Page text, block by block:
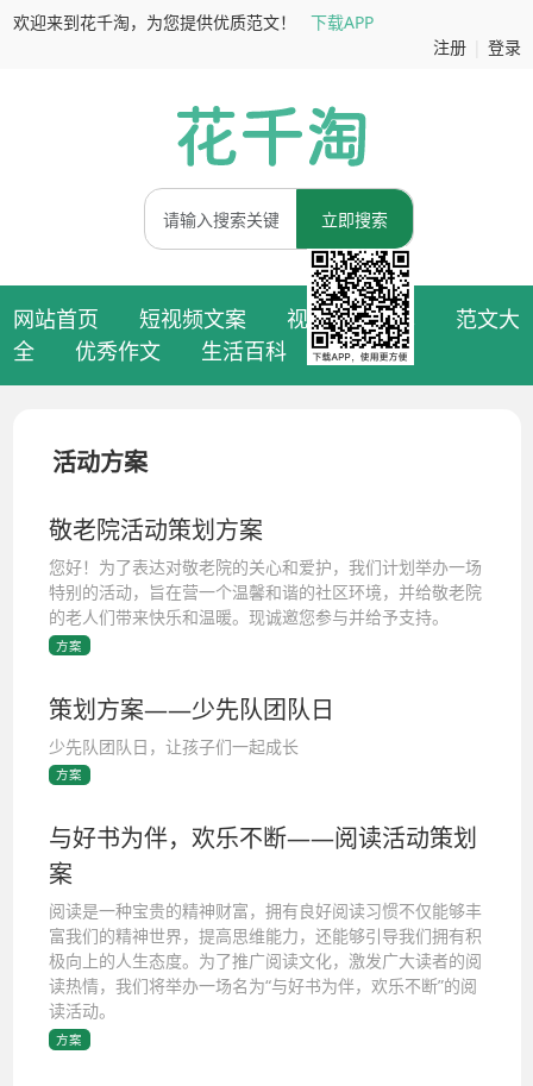
欢迎来到花千淘，为您提供优质范文！
下载APP
注册
登录
立即搜索
网站首页 短视频文案 视频拍摄脚本
范文大
全
优秀作文 生活百科
活动方案
敬老院活动策划方案
您好！为了表达对敬老院的关心和爱护，我们计划举办一场
特别的活动，旨在营一个温馨和谐的社区环境，并给敬老院
的老人们带来快乐和温暖。现诚邀您参与并给予支持。
方案
策划方案——少先队团队日
少先队团队日，让孩子们一起成长
方案
与好书为伴，欢乐不断——阅读活动策划
案
阅读是一种宝贵的精神财富，拥有良好阅读习惯不仅能够丰
富我们的精神世界，提高思维能力，还能够引导我们拥有积
极向上的人生态度。为了推广阅读文化，激发广大读者的阅
读热情，我们将举办一场名为“与好书为伴，欢乐不断”的阅
读活动。
方案